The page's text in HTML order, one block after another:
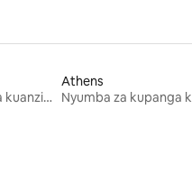
Nyumba za kupanga kuanzia mwezi mmoja
Athens